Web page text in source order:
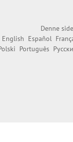
Denne
English Español
Português